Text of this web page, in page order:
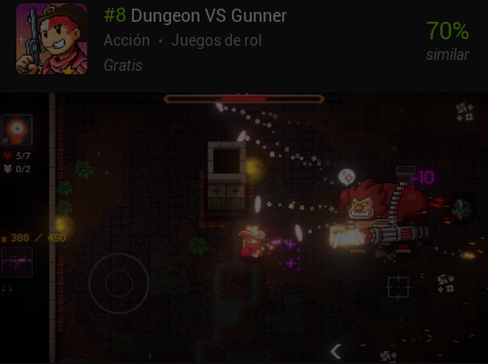
#8 Dungeon VS Gunner
Acción
Juegos de rol
Gratis
70%
similar